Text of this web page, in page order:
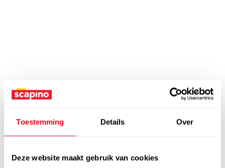
Toestemming Details Over
Deze website maakt gebruik van cookies